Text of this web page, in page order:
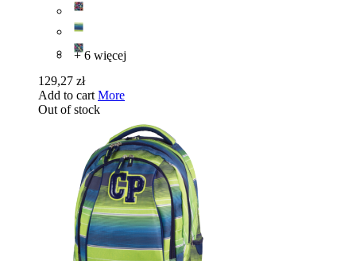
+ 6 więcej
129,27 zł
Add to cart More
Out of stock